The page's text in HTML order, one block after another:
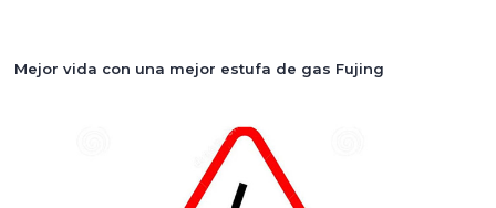
Mejor vida con una mejor estufa de gas Fujing